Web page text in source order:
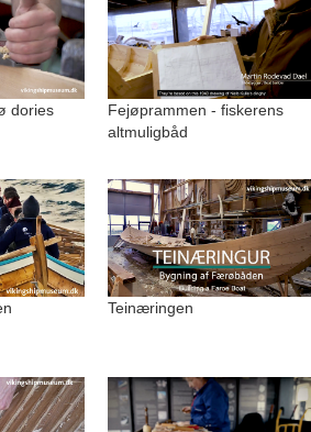
dories
Fejøprammen - fiskerens
altmuligbåd
Teinæringen